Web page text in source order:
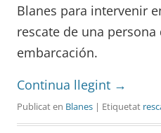
Blanes para intervenir
rescate de una persona
embarcación.
Continua llegint →
Publicat en Blanes | Etiquetat